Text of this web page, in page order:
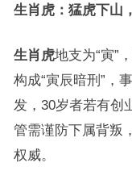
生肖虎：猛虎下山
生肖虎地支为“寅”
构成“寅辰暗刑”，
发，30岁者若有创
管需谨防下属背叛
权威。